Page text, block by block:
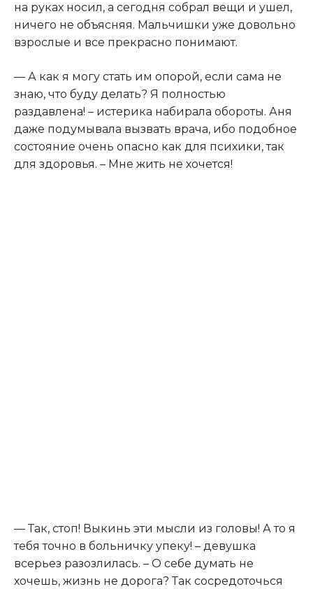
на руках носил, а сегодня собрал вещи и ушел,
ничего не объясняя. Мальчишки уже довольно
взрослые и все прекрасно понимают.
— А как я могу стать им опорой, если сама не
знаю, что буду делать? Я полностью
раздавлена! – истерика набирала обороты. Аня
даже подумывала вызвать врача, ибо подобное
состояние очень опасно как для психики, так
для здоровья. – Мне жить не хочется!
— Так, стоп! Выкинь эти мысли из головы! А то я
тебя точно в больничку упеку! – девушка
всерьез разозлилась. – О себе думать не
хочешь, жизнь не дорога? Так сосредоточься